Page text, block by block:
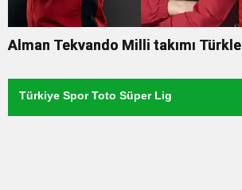
Alman Tekvando Milli takımı